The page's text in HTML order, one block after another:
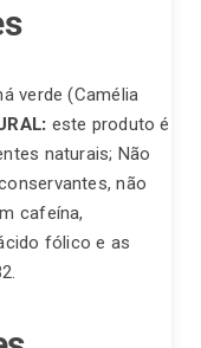
verde (Camélia
este produto é
naturais; Não
não
cafeína,
fólico e as